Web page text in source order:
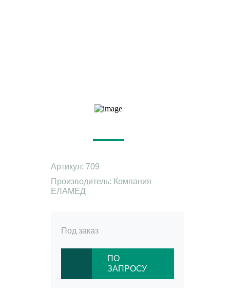
Артикул: 709
Производитель: Компания
ЕЛАМЕД
Под заказ
ПО
ЗАПРОСУ